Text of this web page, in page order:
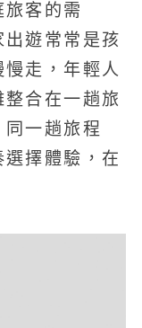
客的需
遊常常是孩
走，年輕人
合在一趟旅
一趟旅程
擇體驗，在